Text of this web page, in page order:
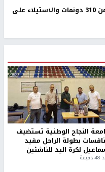
الاحتلال يخطر باقتلاع أشجار من 310 دونمات والاستيلاء على
النجاح الوطنية تستضيف
بطولة الراحل مفيد
لكرة اليد للناشئين